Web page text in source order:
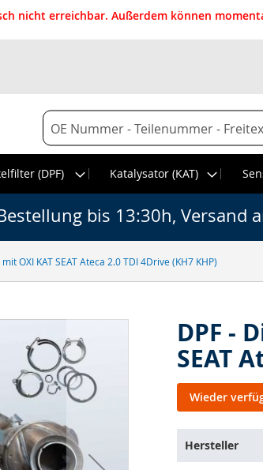
nicht erreichbar. Außerdem können
Suche
(DPF)
Katalysator (KAT)
OXI KAT SEAT Ateca 2.0 TDI 4Drive (KH7 KHP)
bis 13:30h, Versand
DPF -
SEAT
Wieder
Artikel
Hersteller